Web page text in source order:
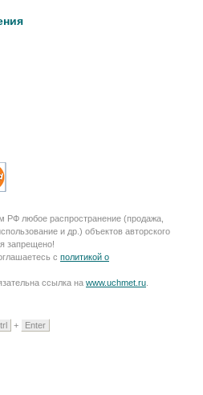
РФ любое распространение (продажа,
и др.) объектов авторского
запрещено!
с политикой о
ссылка на www.uchmet.ru
+ Enter